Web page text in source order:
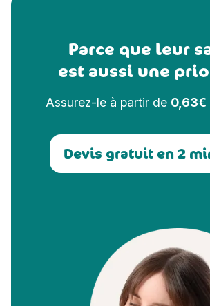
Parce que leur
est aussi une
Assurez-le à partir de 0,63€
Devis gratuit en 2